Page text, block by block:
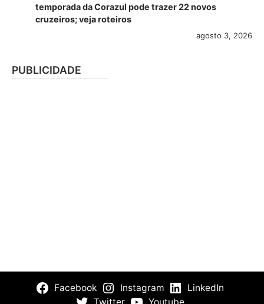
temporada da Corazul pode trazer 22 novos
cruzeiros; veja roteiros
agosto 3, 2026
PUBLICIDADE
Facebook Instagram
LinkedIn